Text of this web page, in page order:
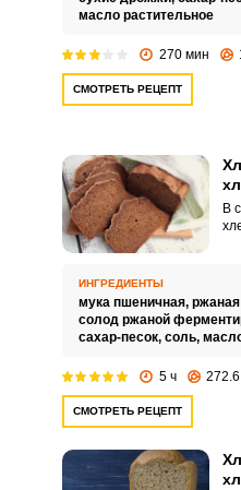
и
масло растительное
270 мин
СМОТРЕТЬ РЕЦЕПТ
В
ИНГРЕДИЕНТЫ
мука пшеничная,
солод ржаной
сахар-песок, соль,
5 ч
СМОТРЕТЬ РЕЦЕПТ